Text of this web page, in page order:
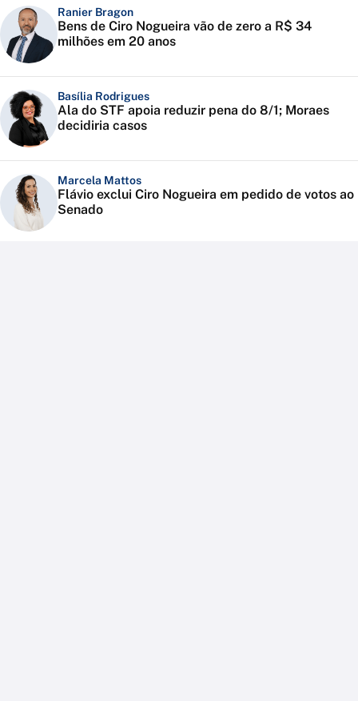
Ranier Bragon
Bens de Ciro Nogueira vão de zero a R$ 34
milhões em 20 anos
Basília Rodrigues
Ala do STF apoia reduzir pena do 8/1; Moraes
decidiria casos
Marcela Mattos
Flávio exclui Ciro Nogueira em pedido de votos ao
Senado